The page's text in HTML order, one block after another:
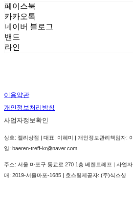
페이스북
카카오톡
네이버 블로그
밴드
라인
이용약관
개인정보처리방침
사업자정보확인
상호: 젤리상점 | 대표: 이혜미 | 개인정보관리책임자:
일: baeren-treff-kr@naver.com
주소: 서울 마포구 동교로 270 1층 베렌트레프 | 사업
매: 2019-서울마포-1685 | 호스팅제공자: (주)식스샵